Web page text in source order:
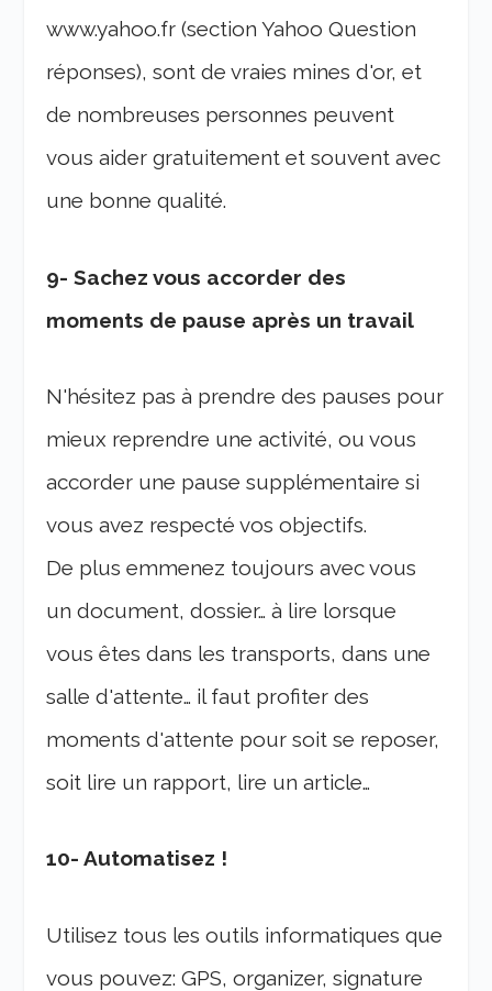
www.yahoo.fr (section Yahoo Question
réponses), sont de vraies mines d'or, et
de nombreuses personnes peuvent
vous aider gratuitement et souvent avec
une bonne qualité.
9- Sachez vous accorder des
moments de pause après un travail
N'hésitez pas à prendre des pauses pour
mieux reprendre une activité, ou vous
accorder une pause supplémentaire si
vous avez respecté vos objectifs.
De plus emmenez toujours avec vous
un document, dossier… à lire lorsque
vous êtes dans les transports, dans une
salle d'attente… il faut profiter des
moments d'attente pour soit se reposer,
soit lire un rapport, lire un article…
10- Automatisez !
Utilisez tous les outils informatiques que
vous pouvez: GPS, organizer, signature